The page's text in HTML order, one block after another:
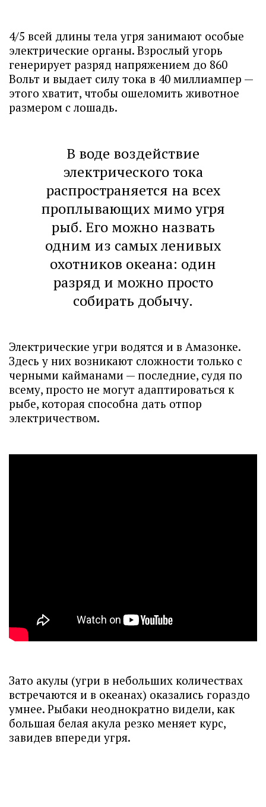
4/5 всей длины тела угря занимают особые
электрические органы. Взрослый угорь
генерирует разряд напряжением до 860
Вольт и выдает силу тока в 40 миллиампер —
этого хватит, чтобы ошеломить животное
размером с лошадь.
В воде воздействие
электрического тока
распространяется на всех
проплывающих мимо угря
рыб. Его можно назвать
одним из самых ленивых
охотников океана: один
разряд и можно просто
собирать добычу.
Электрические угри водятся и в Амазонке.
Здесь у них возникают сложности только с
черными кайманами — последние, судя по
всему, просто не могут адаптироваться к
рыбе, которая способна дать отпор
электричеством.
Зато акулы (угри в небольших количествах
встречаются и в океанах) оказались гораздо
умнее. Рыбаки неоднократно видели, как
большая белая акула резко меняет курс,
завидев впереди угря.